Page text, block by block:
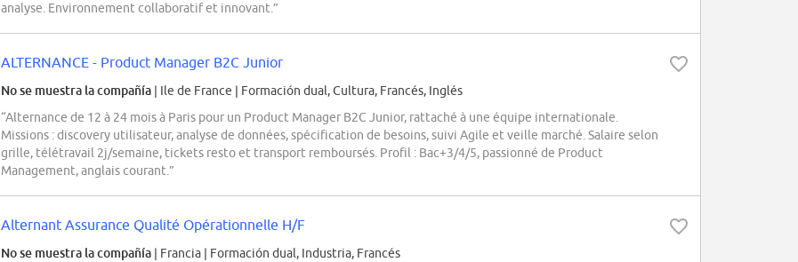
analyse. Environnement collaboratif et innovant.”
ALTERNANCE - Product Manager B2C Junior
No se muestra la compañía | Ile de France | Formación dual, Cultura, Francés, Inglés
“Alternance de 12 à 24 mois à Paris pour un Product Manager B2C Junior, rattaché à une équipe internationale.
Missions : discovery utilisateur, analyse de données, spécification de besoins, suivi Agile et veille marché. Salaire selon
grille, télétravail 2j/semaine, tickets resto et transport remboursés. Profil : Bac+3/4/5, passionné de Product
Management, anglais courant.”
Alternant Assurance Qualité Opérationnelle H/F
No se muestra la compañía | Francia | Formación dual, Industria, Francés